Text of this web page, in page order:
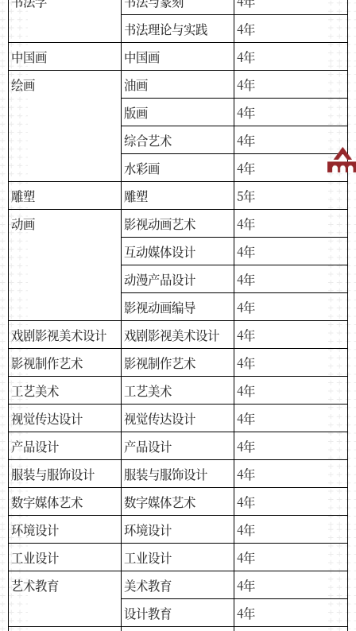
书法理论与实践
4年
中国画
中国画
4年
绘画
油画
4年
版画
4年
综合艺术
4年
水彩画
4年
雕塑
雕塑
5年
动画
影视动画艺术
4年
互动媒体设计
4年
动漫产品设计
4年
影视动画编导
4年
戏剧影视美术设计
戏剧影视美术设计
4年
影视制作艺术
影视制作艺术
4年
工艺美术
工艺美术
4年
视觉传达设计
视觉传达设计
4年
产品设计
产品设计
4年
服装与服饰设计
服装与服饰设计
4年
数字媒体艺术
数字媒体艺术
4年
环境设计
环境设计
4年
工业设计
工业设计
4年
艺术教育
美术教育
4年
设计教育
4年